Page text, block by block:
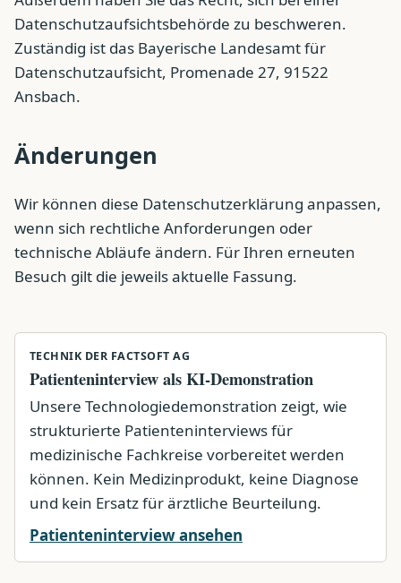
Datenschutzaufsichtsbehörde zu beschweren.
Zuständig ist das Bayerische Landesamt für
Datenschutzaufsicht, Promenade 27, 91522
Ansbach.
Änderungen
Wir können diese Datenschutzerklärung anpassen,
wenn sich rechtliche Anforderungen oder
technische Abläufe ändern. Für Ihren erneuten
Besuch gilt die jeweils aktuelle Fassung.
TECHNIK DER FACTSOFT AG
Patienteninterview als KI-Demonstration
Unsere Technologiedemonstration zeigt, wie
strukturierte Patienteninterviews für
medizinische Fachkreise vorbereitet werden
können. Kein Medizinprodukt, keine Diagnose
und kein Ersatz für ärztliche Beurteilung.
Patienteninterview ansehen